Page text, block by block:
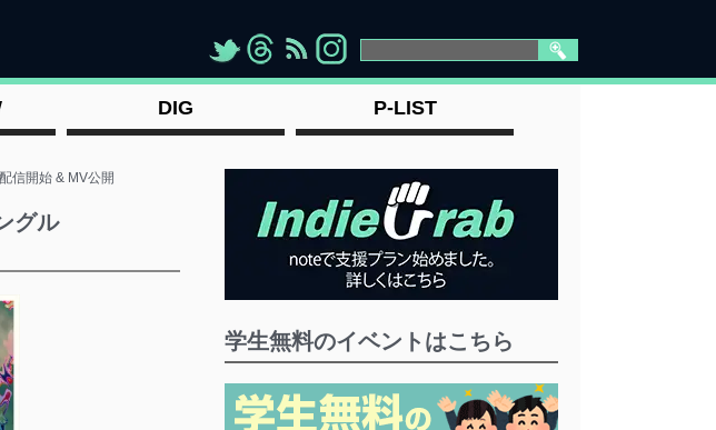
"> "> "> " >
DIG P-LIST
信開始 & MV公開
グル
学生無料のイベントはこちら